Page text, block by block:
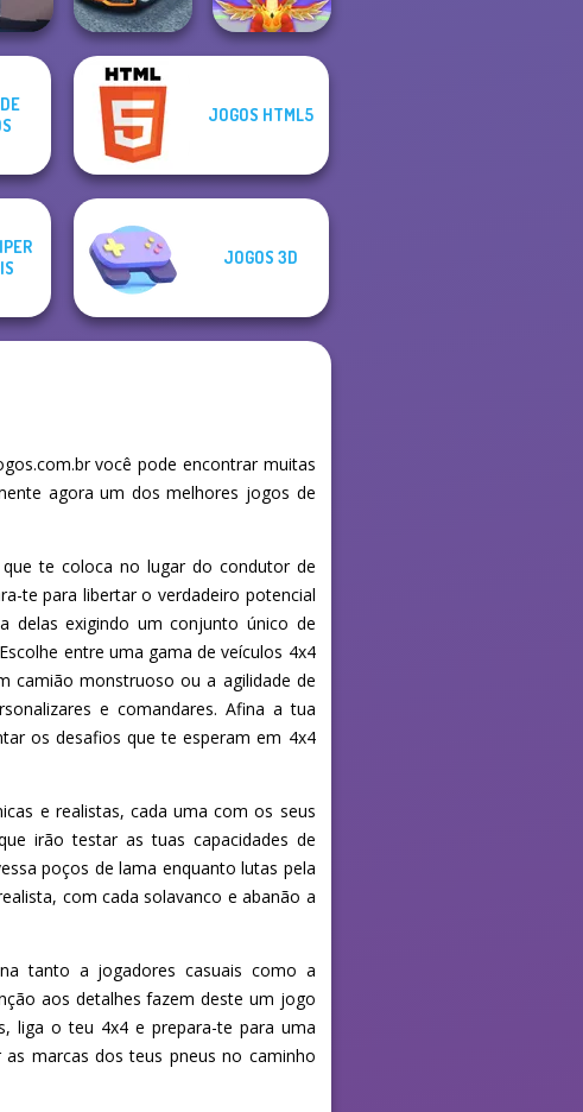
Madness Driver
Vertigo City
JOGOS HTML5
JOGOS 3D
você pode encontrar muitas
agora um dos melhores jogos de
te coloca no lugar do condutor de
te para libertar o verdadeiro potencial
delas exigindo um conjunto único de
entre uma gama de veículos 4x4
camião monstruoso ou a agilidade de
e comandares. Afina a tua
os desafios que te esperam em 4x4
e realistas, cada uma com os seus
irão testar as tuas capacidades de
poços de lama enquanto lutas pela
com cada solavanco e abanão a
tanto a jogadores casuais como a
aos detalhes fazem deste um jogo
liga o teu 4x4 e prepara-te para uma
marcas dos teus pneus no caminho